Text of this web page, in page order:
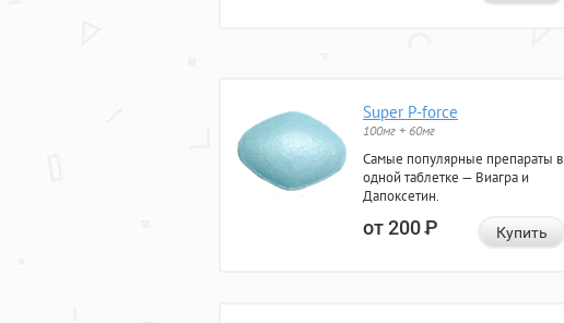
Super P-force
100мг + 60мг
Самые популярные препараты в
одной таблетке — Виагра и
Дапоксетин.
от 200Р Купить